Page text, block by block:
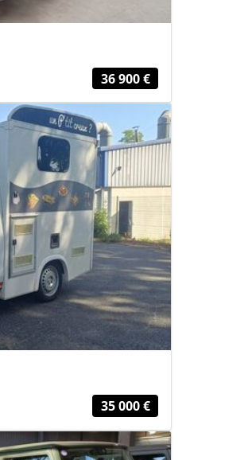
36 900 €
35 000 €